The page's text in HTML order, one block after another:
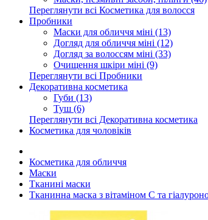
Переглянути всі Косметика для волосся
Пробники
Маски для обличчя міні (13)
Догляд для обличчя міні (12)
Догляд за волоссям міні (33)
Очищення шкіри міні (9)
Переглянути всі Пробники
Декоративна косметика
Губи (13)
Туш (6)
Переглянути всі Декоративна косметика
Косметика для чоловіків
Косметика для обличчя
Маски
Тканині маски
Тканинна маска з вітаміном С та